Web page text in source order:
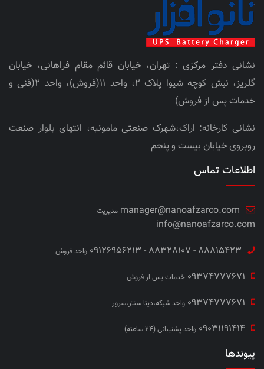
نشانی دفتر مرکزی : تهران، خیابان قائم مقام فراهانی، خیابان
گلریز، نبش کوچه شیوا پلاک 2، واحد 11(فروش)، واحد 2(فنی و
خدمات پس از فروش)
نشانی کارخانه: اراک،شهرک صنعتی مامونیه، انتهای بلوار صنعت
روبروی خیابان بیست و پنجم
اطلاعات تماس
manager@nanoafzarco.com مدیریت
info@nanoafzarco.com
88815423 - 88328107 - 09126956213
واحد فروش
09374777671 خدمات پس از فروش
09374777671 واحد شبکه،دیتا سنتر،سرور
09031191414 واحد پشتیبانی (24 ساعته)
پیوندها